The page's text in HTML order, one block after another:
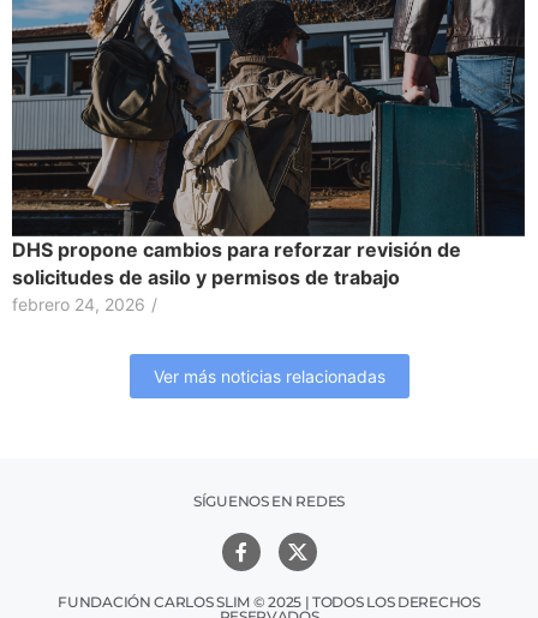
DHS propone cambios para reforzar revisión de
solicitudes de asilo y permisos de trabajo
febrero 24, 2026 /
Ver más noticias relacionadas
SÍGUENOS EN REDES
FUNDACIÓN CARLOS SLIM © 2025 | TODOS LOS DERECHOS